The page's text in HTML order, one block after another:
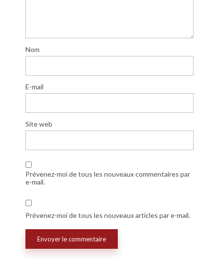
Nom
E-mail
Site web
Prévenez-moi de tous les nouveaux commentaires par
e-mail.
Prévenez-moi de tous les nouveaux articles par e-mail.